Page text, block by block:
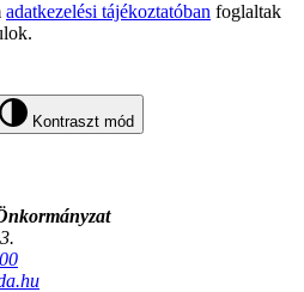
adatkezelési tájékoztatóban foglaltak
Kontraszt mód